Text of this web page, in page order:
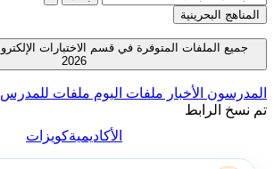
المناهج البحرينية
2026
المدرسون الأخبار ملفات اليوم ملفات للمدرس
تم نسخ الرابط
الأكاديميةكويزات